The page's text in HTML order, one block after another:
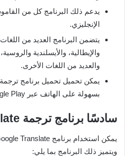
يدعم ذلك البرنامج كل من
الإنجليزي.
يتضمن البرنامج العديد من
والإيطالية، والأيسلندية
والعديد من اللغات الأخرى.
بسهولة على الهاتف عبر Google Play.
سادسًا برنامج ترجمة
ويتميز ذلك البرنامج بما يلي: